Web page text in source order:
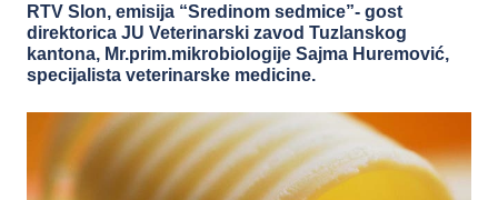
RTV Slon, emisija “Sredinom sedmice”- gost
direktorica JU Veterinarski zavod Tuzlanskog
kantona, Mr.prim.mikrobiologije Sajma Huremović,
specijalista veterinarske medicine.